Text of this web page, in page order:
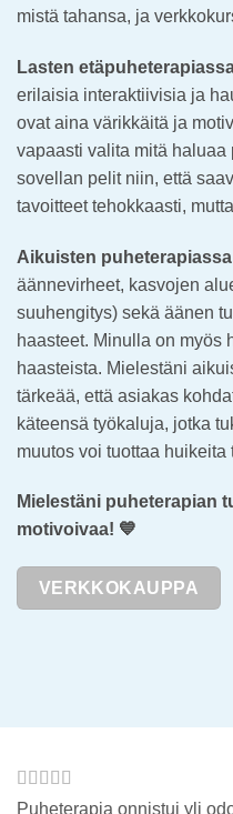
mistä tahansa, ja
Lasten
erilaisia interaktiivisia ja
ovat aina värikkäitä ja
vapaasti valita mitä
sovellan pelit niin, että
tavoitteet tehokkaasti,
Aikuisten puheterapiassa
äännevirheet, kasvojen
suuhengitys) sekä äänen
haasteet. Minulla on myös
haasteista. Mielestäni
tärkeää, että asiakas
käteensä työkaluja, jotka
muutos voi tuottaa huikeita
Mielestäni puheterapian
motivoivaa! 💙
VERKKOKAUPPA
Puheterapia onnistui yli